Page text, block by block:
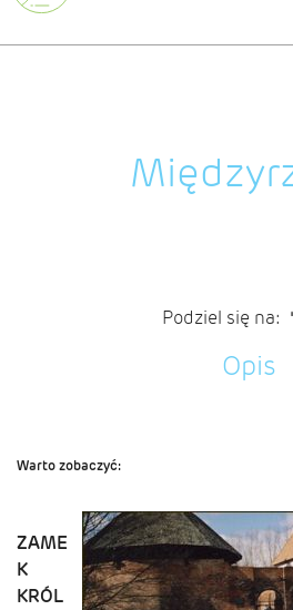
Podziel się na:
Opis
Warto zobaczyć:
ZAME
K
KRÓL